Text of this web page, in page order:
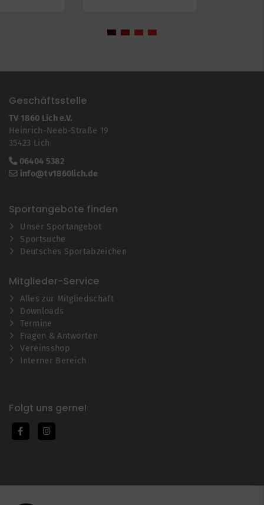
Geschäftsstelle
TV 1860 Lich e.V.
Heinrich-Neeb-Straße 19
35423 Lich
06404 5382
info@tv1860lich.de
Sportangebote finden
Unser Sportangebot
Sportsuche
Deutsches Sportabzeichen
Mitglieder-Service
Alles zur Mitgliedschaft
Downloads
Termine
Fragen & Antworten
Vereinsshop
Interner Bereich
Folgt uns gerne!